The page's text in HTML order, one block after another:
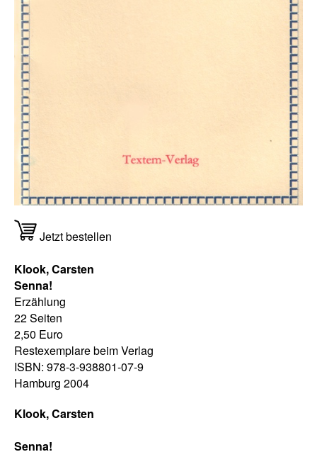
Klook, Carsten
Senna!
Jetzt bestellen
Klook, Carsten
Senna!
Erzählung
22 Seiten
2,50 Euro
Restexemplare beim Verlag
ISBN: 978-3-938801-07-9
Hamburg 2004